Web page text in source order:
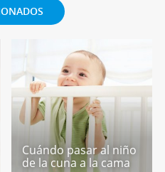
Cuándo pasar al niño
de la cuna a la cama